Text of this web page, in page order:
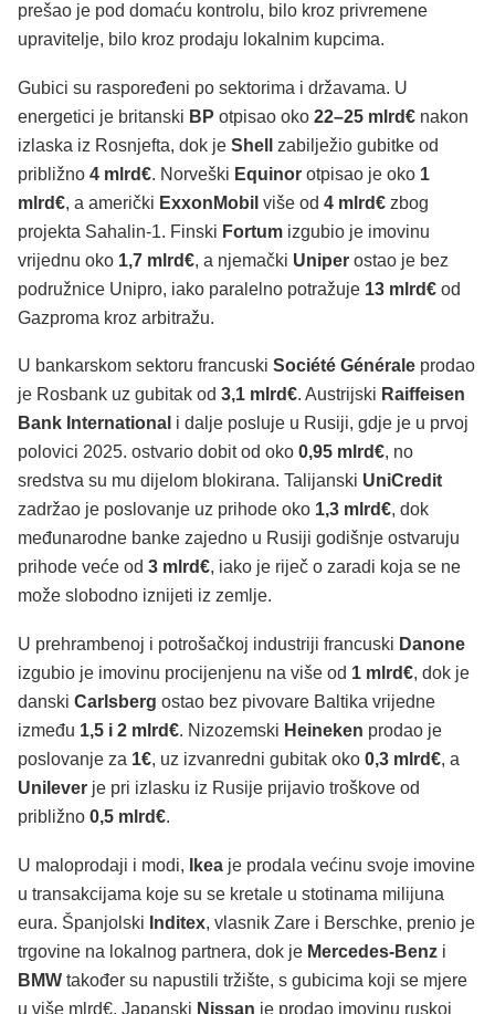
prešao je pod domaću kontrolu, bilo kroz privremene
upravitelje, bilo kroz prodaju lokalnim kupcima.
Gubici su raspoređeni po sektorima i državama. U
energetici je britanski BP otpisao oko 22–25 mlrd€ nakon
izlaska iz Rosnjefta, dok je Shell
zabilježio gubitke od
približno 4 mlrd€. Norveški Equinor otpisao je oko 1
mlrd€, a američki ExxonMobil više od 4 mlrd€ zbog
projekta Sahalin-1. Finski Fortum izgubio je imovinu
vrijednu oko 1,7 mlrd€, a njemački Uniper ostao je bez
podružnice Unipro, iako paralelno potražuje 13 mlrd€ od
Gazproma kroz arbitražu.
U bankarskom sektoru francuski Société Générale prodao
je Rosbank uz gubitak od 3,1 mlrd€. Austrijski Raiffeisen
Bank International i dalje posluje u Rusiji, gdje je u prvoj
polovici 2025. ostvario dobit od oko 0,95 mlrd€, no
sredstva su mu dijelom blokirana. Talijanski UniCredit
zadržao je poslovanje uz prihode oko 1,3 mlrd€, dok
međunarodne banke zajedno u Rusiji godišnje ostvaruju
prihode veće od 3 mlrd€, iako je riječ o zaradi koja se ne
može slobodno iznijeti iz zemlje.
U prehrambenoj i potrošačkoj industriji francuski Danone
izgubio je imovinu procijenjenu na više od 1 mlrd€, dok je
danski Carlsberg ostao bez pivovare Baltika vrijedne
između 1,5 i 2 mlrd€. Nizozemski Heineken prodao je
poslovanje za 1€, uz izvanredni gubitak oko 0,3 mlrd€, a
Unilever je pri izlasku iz Rusije prijavio troškove od
približno 0,5 mlrd€.
U maloprodaji i modi, Ikea je prodala većinu svoje imovine
u transakcijama koje su se kretale u stotinama milijuna
eura. Španjolski Inditex, vlasnik Zare i Berschke, prenio je
trgovine na lokalnog partnera, dok je Mercedes-Benz i
BMW također su napustili tržište, s gubicima koji se mjere
u više mlrd€. Japanski Nissan je prodao imovinu ruskoj